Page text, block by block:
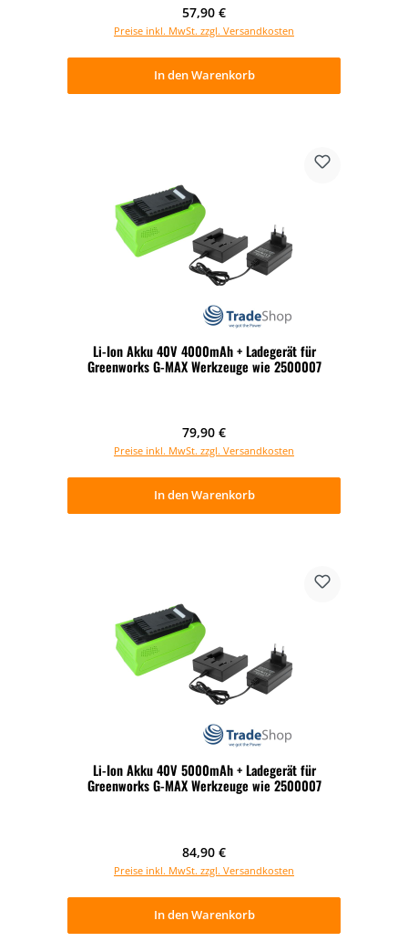
Regulärer Preis:
57,90 €
Preise inkl. MwSt. zzgl. Versandkosten
In den Warenkorb
Li-Ion Akku 40V 4000mAh + Ladegerät für
Greenworks G-MAX Werkzeuge wie 2500007
Regulärer Preis:
79,90 €
Preise inkl. MwSt. zzgl. Versandkosten
In den Warenkorb
Li-Ion Akku 40V 5000mAh + Ladegerät für
Greenworks G-MAX Werkzeuge wie 2500007
Regulärer Preis:
84,90 €
Preise inkl. MwSt. zzgl. Versandkosten
In den Warenkorb